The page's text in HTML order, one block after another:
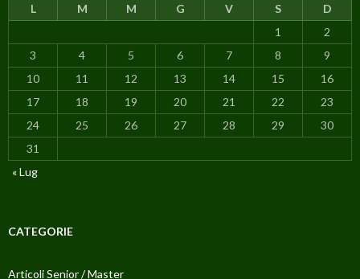
L M M G V S
D
1
2
3
4 5 6 7 8
9
10
11 12 13 14 15
16
17
18 19 20 21 22
23
24
25 26 27 28 29
30
31
« Lug
CATEGORIE
Articoli Senior / Master